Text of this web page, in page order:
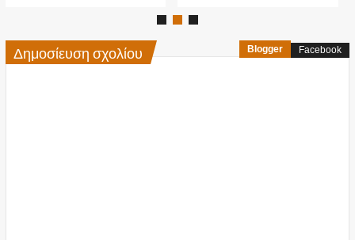
Δημοσίευση σχολίου Blogger Facebook